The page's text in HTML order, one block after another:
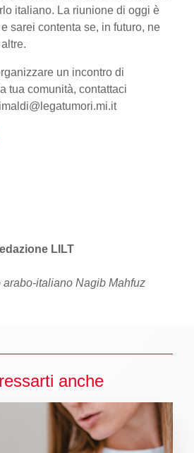
italiano. La riunione di oggi è
sarei contenta se, in futuro, ne
un incontro di
tua comunità, contattaci
LILT
arabo-italiano Nagib Mahfuz
anche